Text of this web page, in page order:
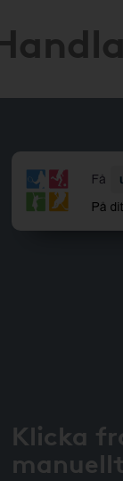
Klicka